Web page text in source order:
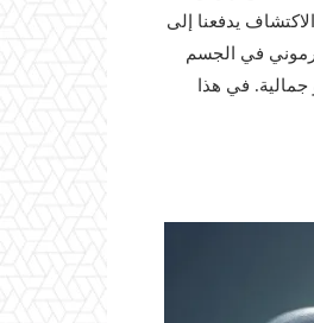
يدفعنا إلى
في الجسم
جمالية. في هذا